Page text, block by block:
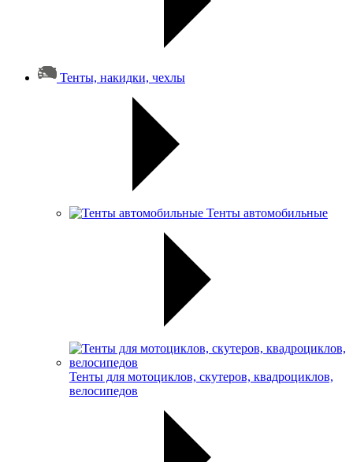
Тенты, накидки, чехлы
Тенты автомобильные
Тенты для мотоциклов, скутеров, квадроциклов,
велосипедов